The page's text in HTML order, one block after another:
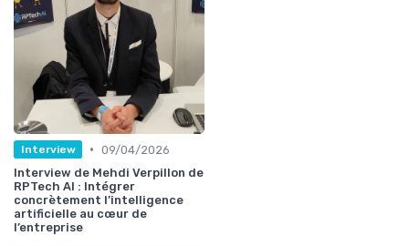
Interview • 09/04/2026
Interview de Mehdi Verpillon de
RPTech AI : Intégrer
concrètement l’intelligence
artificielle au cœur de
l’entreprise